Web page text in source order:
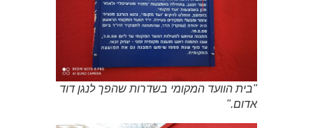
"בית הוועד המקומי בשדרות שהפך לנגן דוד
אדום."